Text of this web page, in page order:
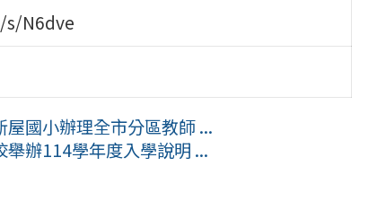
s/N6dve
國小辦理全市分區教師 ...
舉辦114學年度入學說明 ...